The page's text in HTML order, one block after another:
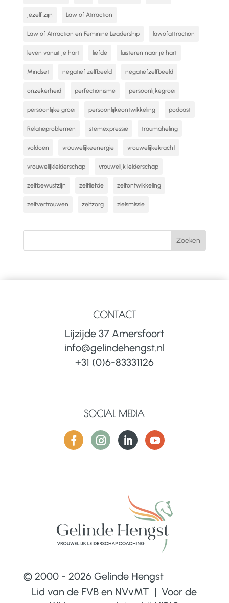
jezelf zijn Law of Atrraction
Law of Atrraction en Feminine Leadership lawofattraction
leven vanuit je hart liefde luisteren naar je hart
Mindset negatief zelfbeeld negatiefzelfbeeld
onzekerheid perfectionisme persoonlijkegroei
persoonlijke groei persoonlijkeontwikkeling podcast
Relatieproblemen stemexpressie traumaheling
voldoen vrouwelijkeenergie vrouwelijkekracht
vrouwelijkleiderschap vrouwelijk leiderschap
zelfbewustzijn zelfliefde zelfontwikkeling
zelfvertrouwen zelfzorg zielsmissie
CONTACT
Lijzijde 37 Amersfoort
info@gelindehengst.nl
+31 (0)6-83331126
SOCIAL MEDIA
© 2000 - 2026 Gelinde Hengst
Lid van de FVB en NVvMT | Voor de